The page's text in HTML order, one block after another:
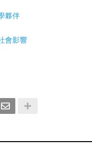
夥伴
會影響